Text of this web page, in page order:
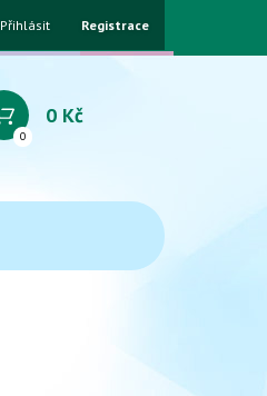
Přihlásit Registrace
0
0 Kč